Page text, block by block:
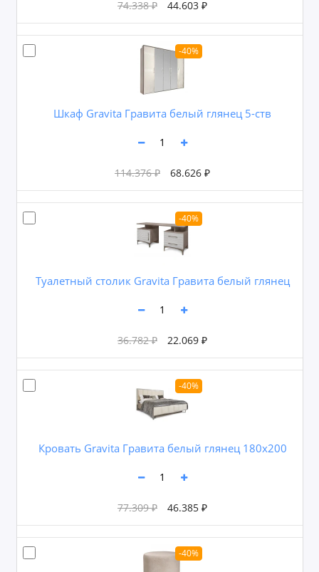
74.338 ₽ 44.603 ₽
-40%
Шкаф Gravita Гравита белый глянец 5-ств
114.376 ₽ 68.626 ₽
-40%
Туалетный столик Gravita Гравита белый глянец
36.782 ₽ 22.069 ₽
-40%
Кровать Gravita Гравита белый глянец 180х200
77.309 ₽ 46.385 ₽
-40%